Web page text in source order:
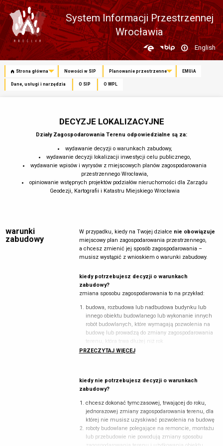
System Informacji Przestrzennej
Wrocławia
Zmień
język
English
Strona główna Nowości w SIP Planowanie przestrzenne EMUiA
Dane, usługi i narzędzia O SIP O WPL
DECYZJE LOKALIZACYJNE
Działy Zagospodarowania Terenu odpowiedzialne są za:
wydawanie decyzji o warunkach zabudowy,
wydawanie decyzji lokalizacji inwestycji celu publicznego,
wydawanie wpisów i wyrysów z miejscowych planów zagospodarowania
przestrzennego Wrocławia,
opiniowanie wstępnych projektów podziałów nieruchomości dla Zarządu
Geodezji, Kartografii i Katastru Miejskiego Wrocławia
warunki
zabudowy
W przypadku, kiedy na Twojej działce nie obowiązuje
miejscowy plan zagospodarowania przestrzennego,
a chcesz zmienić jej sposób zagospodarowania –
musisz wystąpić z wnioskiem o warunki zabudowy.
kiedy potrzebujesz decyzji o warunkach
zabudowy?
zmiana sposobu zagospodarowania to na przykład:
budowa, rozbudowa lub nadbudowa budynku lub
innego obiektu budowlanego lub wykonanie innych
robót budowlanych, które wymagają pozwolenia na
budowę lub prowadzą do zmiany zagospodarowania
terenu, która trwa dłużej niż rok
zmiana sposobu użytkowania obiektu budowlanego
jednorodzinnego, którego obszar oddziaływania
mieści się w całości na działce lub działkach, na
których budynek został zaprojektowany
wolno stojącego parterowego budynku rekreacji
indywidualnej, czyli budynku przeznaczonego do
okresowego wypoczynku, o powierzchni zabudowy
powyżej 35 m2, ale nie więcej niż 70 m2, przy
rozpiętości elementów konstrukcyjnych do 6
PRZECZYTAJ WIĘCEJ
kiedy nie potrzebujesz decyzji o warunkach
zabudowy?
chcesz dokonać tymczasowej, trwającej do roku,
jednorazowej zmiany zagospodarowania terenu, dla
której nie musisz uzyskiwać pozwolenia na budowę
roboty budowlane polegające na remoncie, montażu
lub przebudowie nie powodują zmiany sposobu